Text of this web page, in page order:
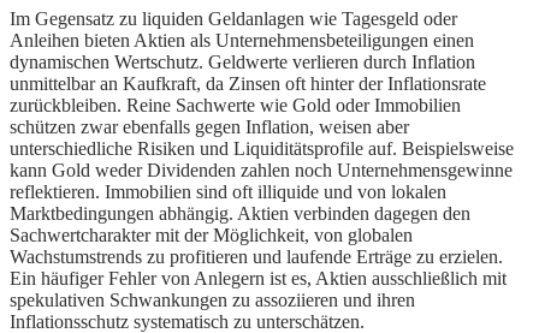
Im Gegensatz zu liquiden Geldanlagen wie Tagesgeld oder
Anleihen bieten Aktien als Unternehmensbeteiligungen einen
dynamischen Wertschutz. Geldwerte verlieren durch Inflation
unmittelbar an Kaufkraft, da Zinsen oft hinter der Inflationsrate
zurückbleiben. Reine Sachwerte wie Gold oder Immobilien
schützen zwar ebenfalls gegen Inflation, weisen aber
unterschiedliche Risiken und Liquiditätsprofile auf. Beispielsweise
kann Gold weder Dividenden zahlen noch Unternehmensgewinne
reflektieren. Immobilien sind oft illiquide und von lokalen
Marktbedingungen abhängig. Aktien verbinden dagegen den
Sachwertcharakter mit der Möglichkeit, von globalen
Wachstumstrends zu profitieren und laufende Erträge zu erzielen.
Ein häufiger Fehler von Anlegern ist es, Aktien ausschließlich mit
spekulativen Schwankungen zu assoziieren und ihren
Inflationsschutz systematisch zu unterschätzen.